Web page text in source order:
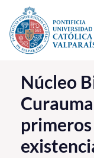
Click acá para ir
La Universidad
Investigación,
PUCV
Vinculación con el
Núcleo